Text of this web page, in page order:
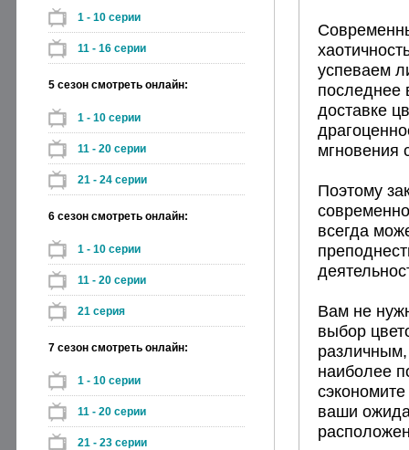
1 - 10 серии
11 - 16 серии
5 сезон смотреть онлайн:
1 - 10 серии
11 - 20 серии
21 - 24 серии
6 сезон смотреть онлайн:
1 - 10 серии
11 - 20 серии
21 серия
7 сезон смотреть онлайн:
1 - 10 серии
11 - 20 серии
21 - 23 серии
успеваем
последнее
доставке
мгновения
Поэтому
всегда
Вам не
выбор
наиболее
ваши